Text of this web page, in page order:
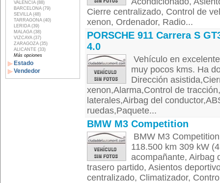
VALENCIA (88)
BARCELONA (79)
SEVILLA (48)
TARRAGONA (40)
LERIDA (39)
MALAGA (38)
VIZCAYA (37)
ZARAGOZA (35)
ALICANTE (33)
Más opciones
Estado
Vendedor
Cierre centralizado, Control de
xenon, Ordenador, Radio...
PORSCHE 911 Carrera S
4.0
Vehículo en
muy pocos kms. Ha
Dirección
xenon,Alarma,Control de
laterales,Airbag del
ruedas,Paquete...
BMW M3 Competition
BMW M3
118.500 km 309 kW
acompañante, Airbag
trasero partido, Asientos
centralizado, Climatizador,